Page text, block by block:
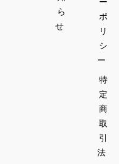
ら
せ
ポ
リ
シ
ー
特
定
商
取
引
法